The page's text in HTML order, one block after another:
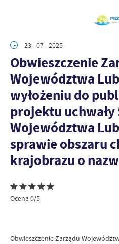
23 - 07 - 2025
Obwieszczenie
Województwa
wyłożeniu do
projektu
Województwa
sprawie obszaru
krajobrazu o
Ocena 0/5
Obwieszczenie Zarządu